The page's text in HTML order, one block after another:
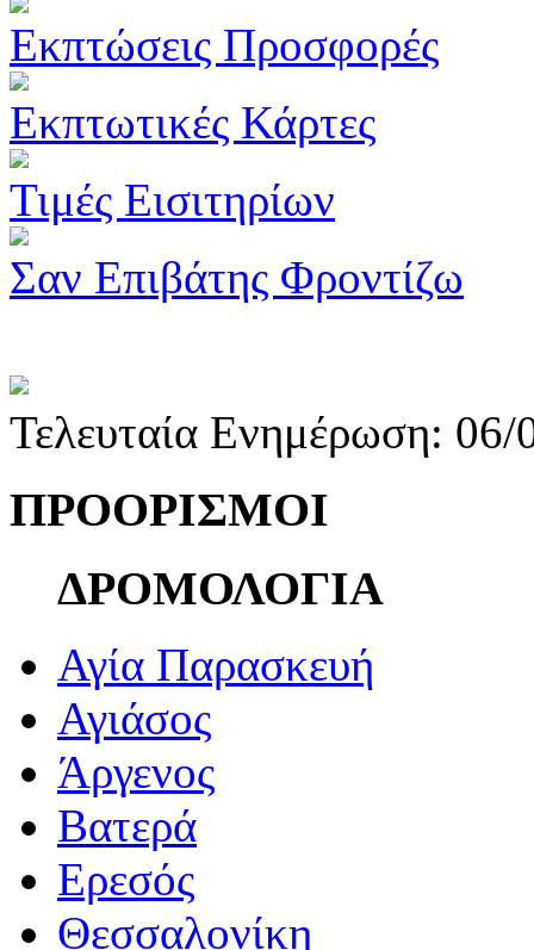
Εκπτώσεις Προσφορές
Εκπτωτικές Κάρτες
Τιμές Εισιτηρίων
Σαν Επιβάτης Φροντίζω
Τελευταία Ενημέρωση:
ΠΡΟΟΡΙΣΜΟΙ
ΔΡΟΜΟΛΟΓΙΑ
Αγία Παρασκευή
Αγιάσος
Άργενος
Βατερά
Ερεσός
Θεσσαλονίκη